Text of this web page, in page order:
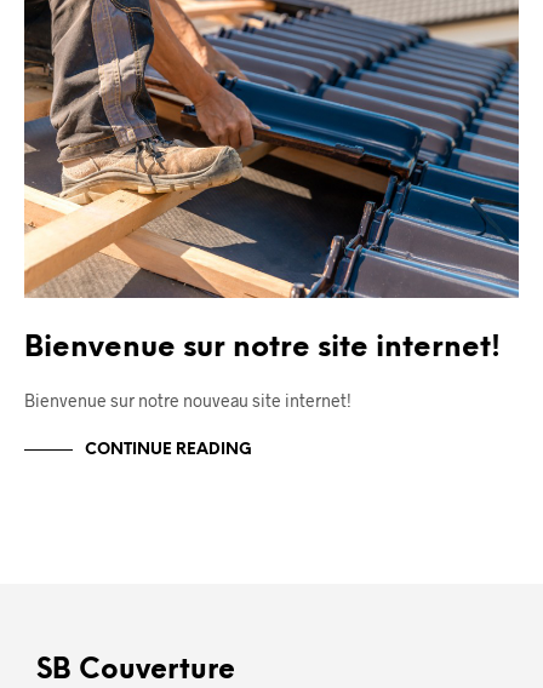
Bienvenue sur notre site internet!
Bienvenue sur notre nouveau site internet!
CONTINUE READING
SB Couverture